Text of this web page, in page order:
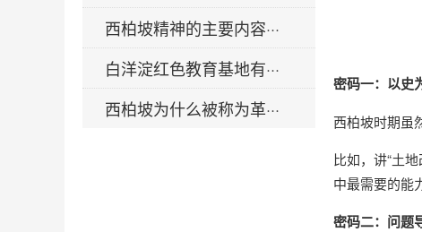
西柏坡精神的主要内容···
白洋淀红色教育基地有···
西柏坡为什么被称为革···
密码一：以史
西柏坡时期虽
比如，讲“土
中最需要的能
密码二：问题